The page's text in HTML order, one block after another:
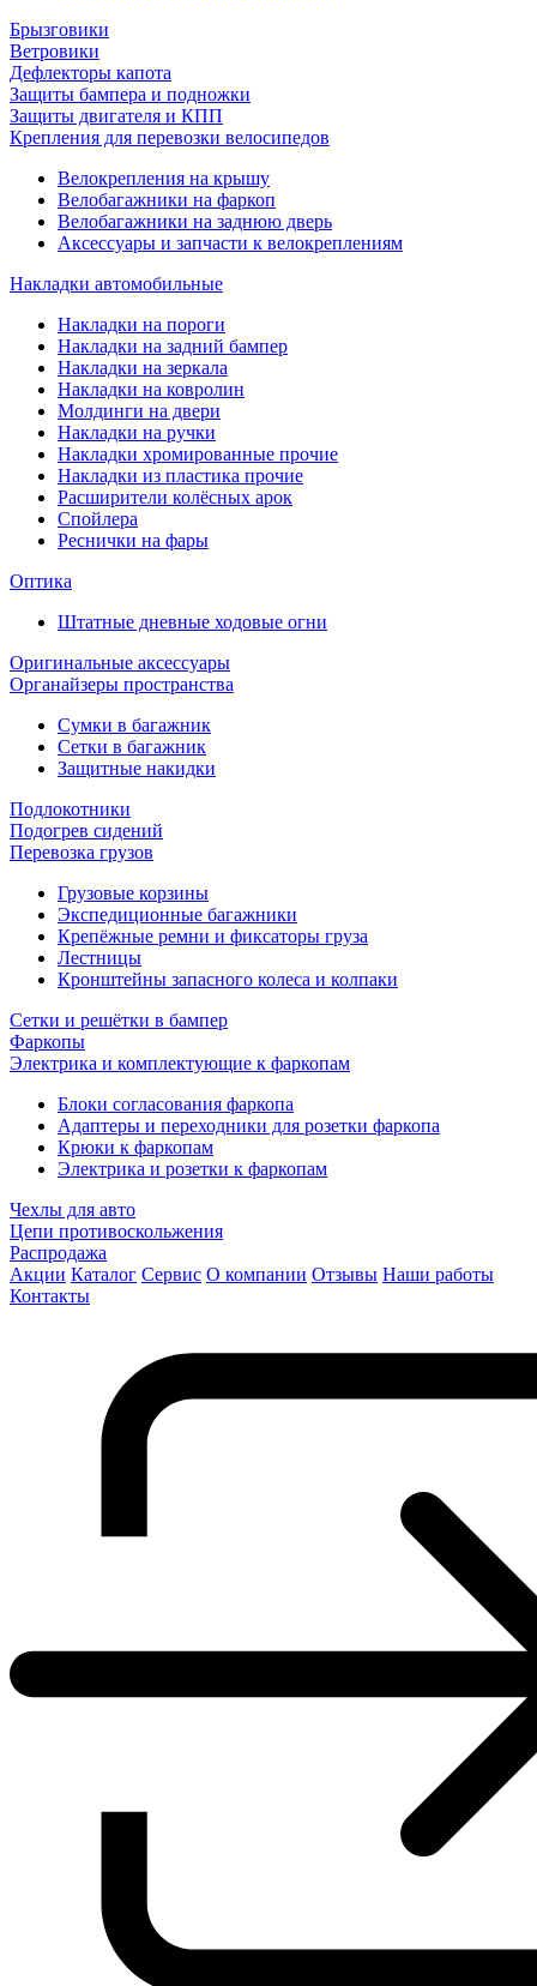
Брызговики
Ветровики
Дефлекторы капота
Защиты бампера и подножки
Защиты двигателя и КПП
Крепления для перевозки велосипедов
Велокрепления на крышу
Велобагажники на фаркоп
Велобагажники на заднюю дверь
Аксессуары и запчасти к велокреплениям
Накладки автомобильные
Накладки на пороги
Накладки на задний бампер
Накладки на зеркала
Накладки на ковролин
Молдинги на двери
Накладки на ручки
Накладки хромированные прочие
Накладки из пластика прочие
Расширители колёсных арок
Спойлера
Реснички на фары
Оптика
Штатные дневные ходовые огни
Оригинальные аксессуары
Органайзеры пространства
Сумки в багажник
Сетки в багажник
Защитные накидки
Подлокотники
Подогрев сидений
Перевозка грузов
Грузовые корзины
Экспедиционные багажники
Крепёжные ремни и фиксаторы груза
Лестницы
Кронштейны запасного колеса и колпаки
Сетки и решётки в бампер
Фаркопы
Электрика и комплектующие к фаркопам
Блоки согласования фаркопа
Адаптеры и переходники для розетки фаркопа
Крюки к фаркопам
Электрика и розетки к фаркопам
Чехлы для авто
Цепи противоскольжения
Распродажа
Акции Каталог Сервис О компании Отзывы Наши работы
Контакты